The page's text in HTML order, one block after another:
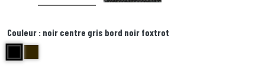
Couleur : noir centre gris bord noir foxtrot
noir centre gris bord noir foxtrot